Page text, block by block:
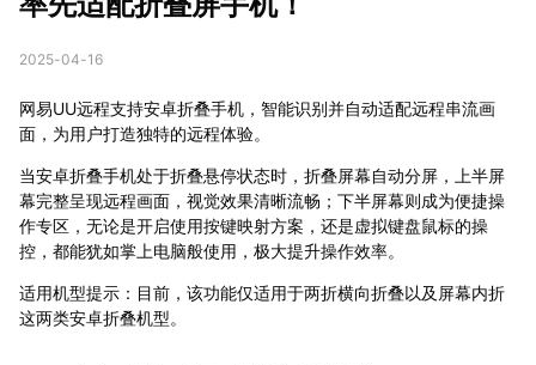
2025-04-16
网易UU远程支持安卓折叠手机，智能识别并自动适配远程串流画
面，为用户打造独特的远程体验。
当安卓折叠手机处于折叠悬停状态时，折叠屏幕自动分屏，上半屏
幕完整呈现远程画面，视觉效果清晰流畅；下半屏幕则成为便捷操
作专区，无论是开启使用按键映射方案，还是虚拟键盘鼠标的操
控，都能犹如掌上电脑般使用，极大提升操作效率。
适用机型提示：目前，该功能仅适用于两折横向折叠以及屏幕内折
这两类安卓折叠机型。